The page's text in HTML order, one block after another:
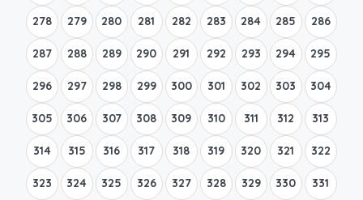
278 279 280 281 282 283 284 285 286
287 288 289 290 291 292 293 294 295
296 297 298 299 300 301 302 303 304
305 306 307 308 309 310 311 312 313
314 315 316 317 318 319 320 321 322
323 324 325 326 327 328 329 330 331